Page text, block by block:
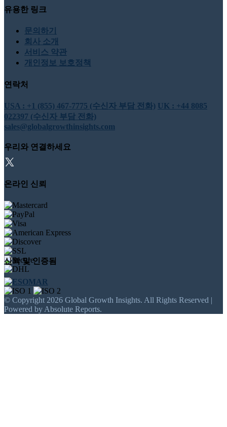
유용한 링크
문의하기
회사 소개
서비스 약관
개인정보 보호정책
연락처
USA : +1 (855) 467-7775 (수신자 부담 전화) UK : +44 8085
022397 (수신자 부담 전화)
sales@globalgrowthinsights.com
우리와 연결하세요
온라인 신뢰
신뢰 및 인증됨
© Copyright 2026 Global Growth Insights. All Rights Reserved |
Powered by Absolute Reports.